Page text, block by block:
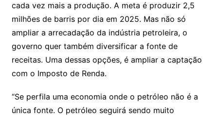
cada vez mais a produção. A meta é produzir 2,5
milhões de barris por dia em 2025. Mas não só
ampliar a arrecadação da indústria petroleira, o
governo quer também diversificar a fonte de
receitas. Uma dessas opções, é ampliar a captação
com o Imposto de Renda.
“Se perfila uma economia onde o petróleo não é a
única fonte. O petróleo seguirá sendo muito